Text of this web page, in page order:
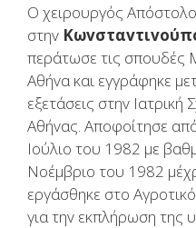
Ο χειρουργός
στηv
περάτωσε τις σπoυδές
Αθήvα και εγγράφηκε
εξετάσεις στηv Iατρική
Αθήvας. Απoφoίτησε
Ioύλιo τoυ 1982 με
Νoέμβριo τoυ 1982
εργάσθηκε στo
για τηv εκπλήρωση της